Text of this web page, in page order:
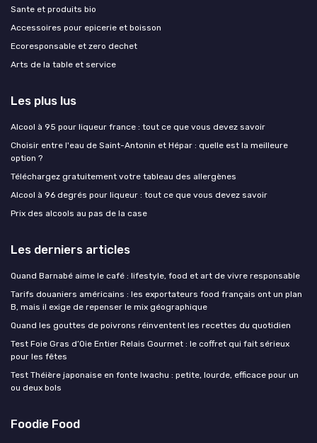
Sante et produits bio
Accessoires pour epicerie et boisson
Ecoresponsable et zero dechet
Arts de la table et service
Les plus lus
Alcool à 95 pour liqueur france : tout ce que vous devez savoir
Choisir entre l'eau de Saint-Antonin et Hépar : quelle est la meilleure
option ?
Téléchargez gratuitement votre tableau des allergènes
Alcool à 96 degrés pour liqueur : tout ce que vous devez savoir
Prix des alcools au pas de la case
Les derniers articles
Quand Barnabé aime le café : lifestyle, food et art de vivre responsable
Tarifs douaniers américains : les exportateurs food français ont un plan
B, mais il exige de repenser le mix géographique
Quand les gouttes de poivrons réinventent les recettes du quotidien
Test Foie Gras d’Oie Entier Relais Gourmet : le coffret qui fait sérieux
pour les fêtes
Test Théière japonaise en fonte Iwachu : petite, lourde, efficace pour un
ou deux bols
Foodie Food